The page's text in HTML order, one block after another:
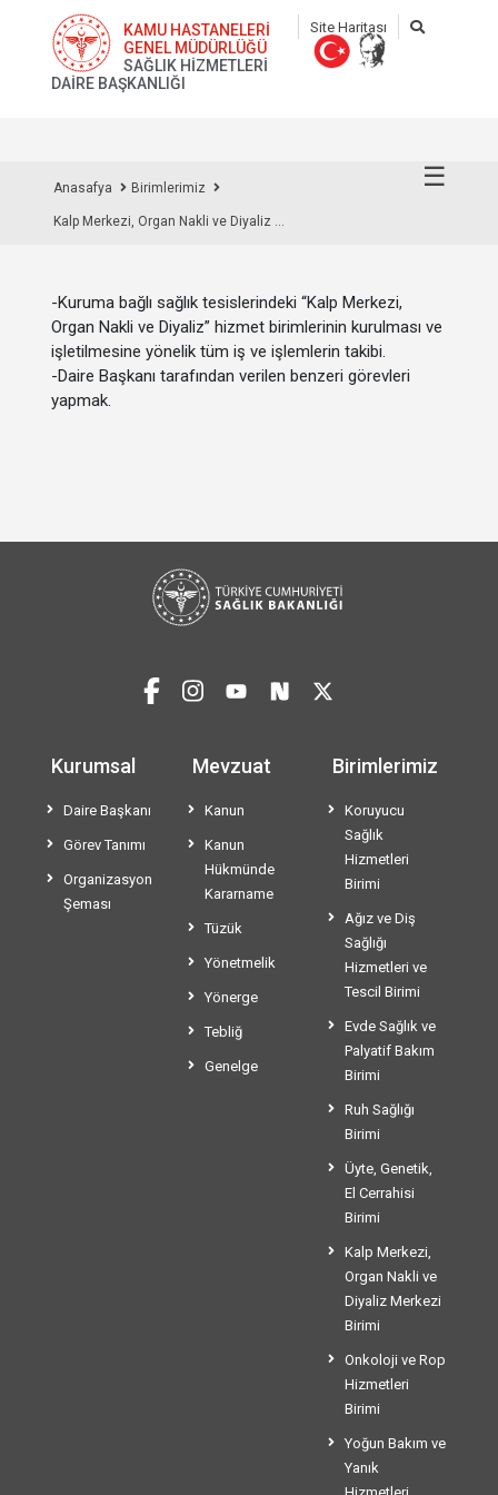
KAMU HASTANELERİ
GENEL MÜDÜRLÜĞÜ
SAĞLIK HİZMETLERİ
DAİRE BAŞKANLIĞI
Site Haritası
☰
Anasafya Birimlerimiz
Kalp Merkezi, Organ Nakli ve Diyaliz ...
-Kuruma bağlı sağlık tesislerindeki “Kalp Merkezi,
Organ Nakli ve Diyaliz” hizmet birimlerinin kurulması ve
işletilmesine yönelik tüm iş ve işlemlerin takibi.
-Daire Başkanı tarafından verilen benzeri görevleri
yapmak.
Kurumsal
Daire Başkanı
Görev Tanımı
Organizasyon
Şeması
Mevzuat
Kanun
Kanun
Hükmünde
Kararname
Tüzük
Yönetmelik
Yönerge
Tebliğ
Genelge
Birimlerimiz
Koruyucu
Sağlık
Hizmetleri
Birimi
Ağız ve Diş
Sağlığı
Hizmetleri ve
Tescil Birimi
Evde Sağlık ve
Palyatif Bakım
Birimi
Ruh Sağlığı
Birimi
Üyte, Genetik,
El Cerrahisi
Birimi
Kalp Merkezi,
Organ Nakli ve
Diyaliz Merkezi
Birimi
Onkoloji ve Rop
Hizmetleri
Birimi
Yoğun Bakım ve
Yanık